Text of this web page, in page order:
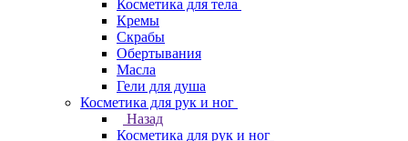
Косметика для тела
Кремы
Скрабы
Обертывания
Масла
Гели для душа
Косметика для рук и ног
Назад
Косметика для рук и ног